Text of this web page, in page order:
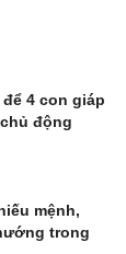
4 con giáp
động
mệnh,
trong